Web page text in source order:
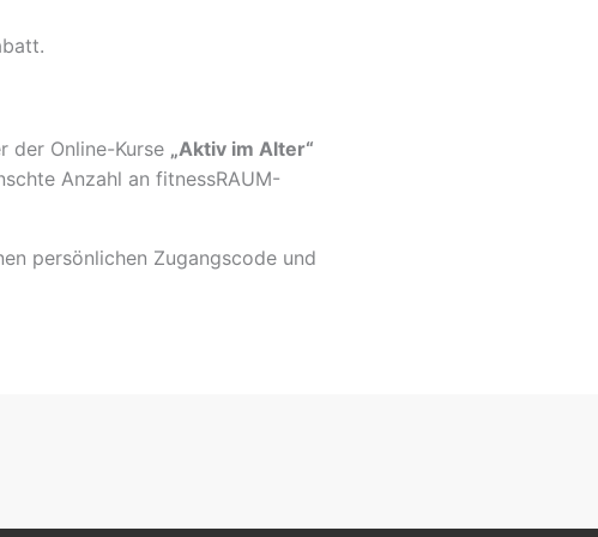
der Online-Kurse „Aktiv im Alter“
Anzahl an fitnessRAUM-
persönlichen Zugangscode und